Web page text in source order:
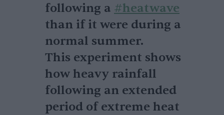
following a #heatwave
than if it were during a
normal summer.
This experiment shows
how heavy rainfall
following an extended
period of extreme heat